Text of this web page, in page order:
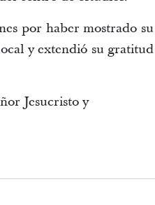
por haber mostrado su
y extendió su gratitud
Jesucristo y